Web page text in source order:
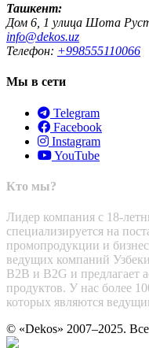
Ташкент:
Дом 6, 1 улица Шота
info@dekos.uz
Телефон: +998555110066
Мы в сети
Telegram
Facebook
Instagram
YouTube
Кто мы?
Лидер компания с 18-
специализируется на
промопродукции и
ведущих компаний
B2B и B2G и предлагает
продуктов. У нас более
которых являются
© «Dekos» 2007–2025.